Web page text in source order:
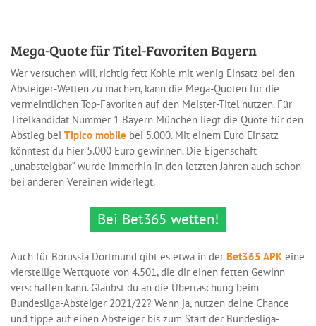
Mega-Quote für Titel-Favoriten Bayern
Wer versuchen will, richtig fett Kohle mit wenig Einsatz bei den
Absteiger-Wetten zu machen, kann die Mega-Quoten für die
vermeintlichen Top-Favoriten auf den Meister-Titel nutzen. Für
Titelkandidat Nummer 1 Bayern München liegt die Quote für den
Abstieg bei Tipico mobile bei 5.000. Mit einem Euro Einsatz
könntest du hier 5.000 Euro gewinnen. Die Eigenschaft
„unabsteigbar“ wurde immerhin in den letzten Jahren auch schon
bei anderen Vereinen widerlegt.
Bei Bet365 wetten!
Auch für Borussia Dortmund gibt es etwa in der Bet365 APK eine
vierstellige Wettquote von 4.501, die dir einen fetten Gewinn
verschaffen kann. Glaubst du an die Überraschung beim
Bundesliga-Absteiger 2021/22? Wenn ja, nutzen deine Chance
und tippe auf einen Absteiger bis zum Start der Bundesliga-